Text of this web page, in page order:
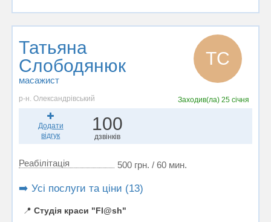
Татьяна
Слободянюк
масажист
ТС
р-н. Олександрівський Заходив(ла) 25 січня
Додати
відгук
100
дзвінків
Реабілітація 500 грн. / 60 мин.
➡️ Усі послуги та ціни (13)
📍 Студія краси "Fl@sh"